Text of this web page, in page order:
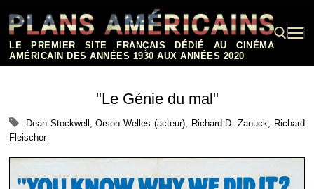
contenu
LE PREMIER SITE FRANÇAIS DÉDIÉ AU CINÉMA
AMÉRICAIN DES ANNÉES 1930 AUX ANNÉES 2020
Rechercher :
"Le Génie du mal"
Dean Stockwell ,Orson Welles (acteur), Richard D. Zanuck, Richard
Fleischer